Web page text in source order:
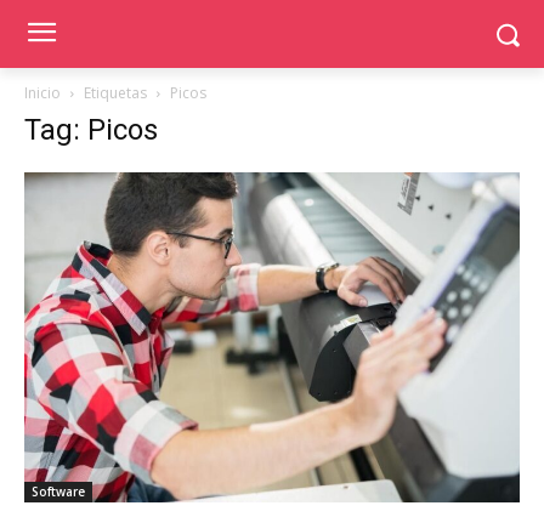
Inicio Etiquetas Picos
Tag: Picos
Software